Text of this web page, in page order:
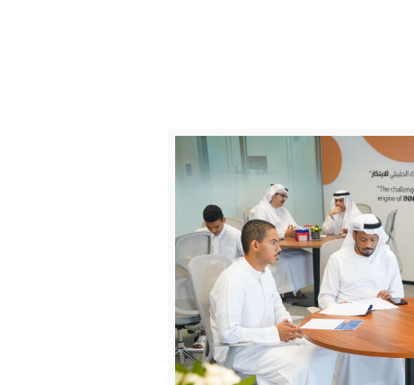
الدفاع الروسية تعلن إسقاط 203 مسيرات أوكرانية الليلة الماضية
الدفاع الروسية: إصابة 3 سفن شحن محملة بإمدادات للجيش الأوكراني
ترامب يحاول مجدداً تقييد حق المواطنة بالولادة في الولايات المتحدة عبر
اليابان ترد على إطلاق اسم زورغي على جزيرة في سلسلة
وكان الرد غارة مفاجئة على برلين!